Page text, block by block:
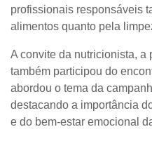
profissionais responsáveis
alimentos quanto pela
A convite da nutricionista,
também participou do
abordou o tema da
destacando a importância
e do bem-estar emocional